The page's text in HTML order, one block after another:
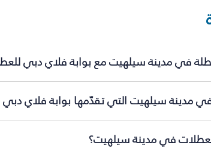
في مدينة سيلهيت مع بوابة فلاي دبي
مدينة سيلهيت التي تقدّمها بوابة فلاي
في مدينة سيلهيت؟